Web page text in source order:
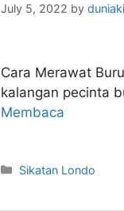
July 5, 2022 by
Cara Merawat
kalangan pecinta
Membaca
Categories
Sikatan Londo